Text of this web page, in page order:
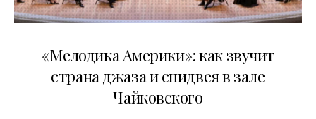
«Мелодика Америки»: как звучит
страна джаза и спидвея в зале
Чайковского